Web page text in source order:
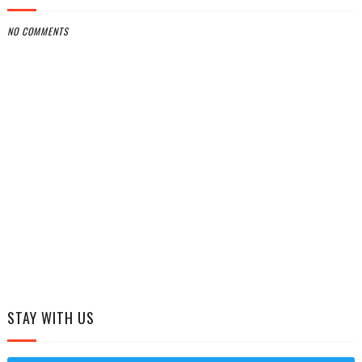
NO COMMENTS
STAY WITH US